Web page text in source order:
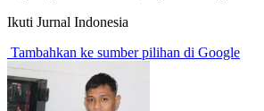
Ikuti Jurnal Indonesia
Tambahkan ke sumber pilihan di Google